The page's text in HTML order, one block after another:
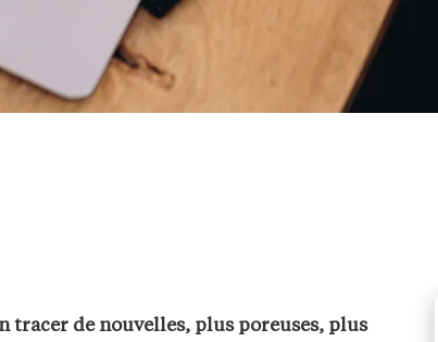
tracer de nouvelles, plus poreuses, plus